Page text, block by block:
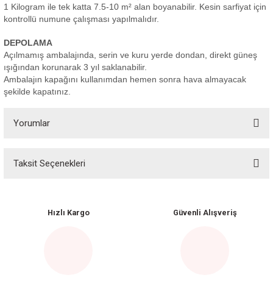
1 Kilogram ile tek katta 7.5-10 m² alan boyanabilir. Kesin sarfiyat için
kontrollü numune çalışması yapılmalıdır.
DEPOLAMA
Açılmamış ambalajında, serin ve kuru yerde dondan, direkt güneş
ışığından korunarak 3 yıl saklanabilir.
Ambalajın kapağını kullanımdan hemen sonra hava almayacak
şekilde kapatınız.
Yorumlar
Taksit Seçenekleri
Hızlı Kargo Güvenli Alışveriş